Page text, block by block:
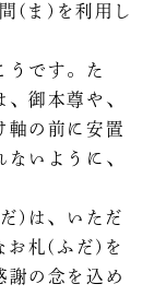
(ま)を利用し
です。た
御本尊や、
軸の前に安置
いように、
)は、いただ
お札(ふだ)を
謝の念を込め